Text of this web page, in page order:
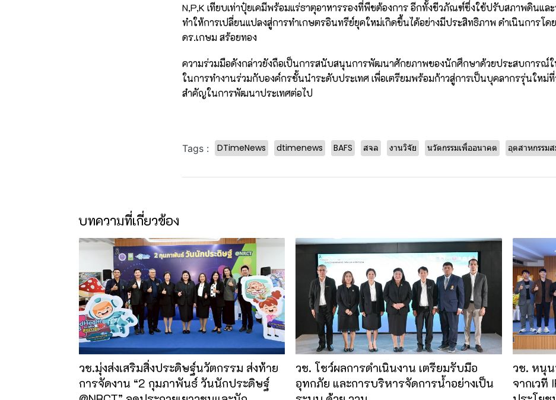
N,P,K เทียบเท่าปุ๋ยเคมีพร้อมแร่ธาตุอาหารรองที่พืชต้องการ อีกทั้งชีวภัณฑ์ซึ่งใช้ปรับสภาพดินแล
ทำให้การเปลี่ยนแปลงสู่การทำเกษตรอินทรีย์ยุคใหม่เกิดขึ้นได้อย่างมีประสิทธิภาพ ดำเนินการโด
ดร.เกษม สร้อยทอง
ความร่วมมือดังกล่าวยังถือเป็นการสนับสนุนการพัฒนาศักยภาพของนักศึกษาด้วยประสบการณ์
ในการทำงานร่วมกับองค์กรชั้นนำระดับประเทศ เพื่อเตรียมพร้อมก้าวสู่การเป็นบุคลากรรุ่นใหม่ที่
สำคัญในการพัฒนาประเทศต่อไป
Tags : DTimeNews dtimenews BAFS สจล งานวิจัย นวัตกรรมเพื่ออนาคต อุตสาหกรรม
บทความที่เกี่ยวข้อง
วช.มุ่งส่งเสริมสิ่งประดิษฐ์นวัตกรรม ส่งท้าย
การจัดงาน “2 กุมภาพันธ์ วันนักประดิษฐ์
วช. โชว์ผลการดำเนินงาน เตรียมรับมือ
อุทกภัย และการบริหารจัดการน้ำอย่างเป็น
วช. หนุ
จากเวที